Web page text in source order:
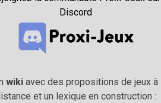
Discord
wiki avec des propositions de jeux à
et un lexique en construction :